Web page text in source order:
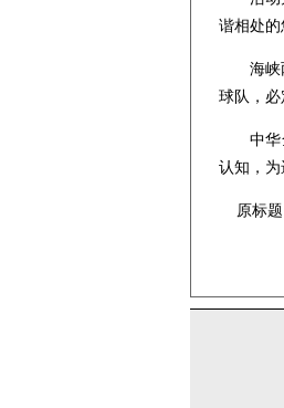
谐相处的
海峡两
球队，
中华全
认知，为
原标题